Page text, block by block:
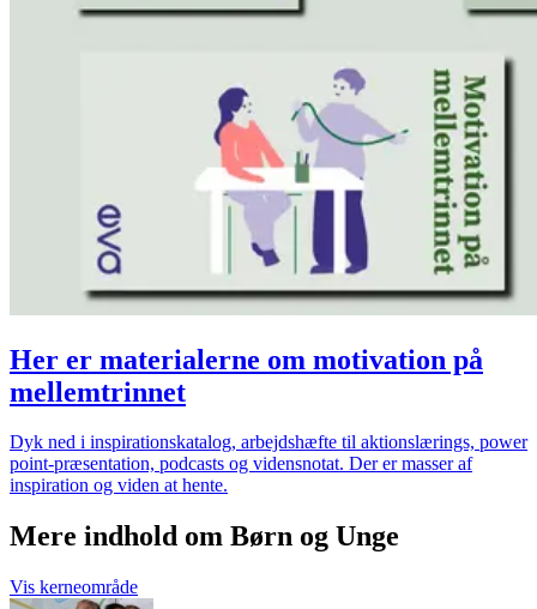
Her er materialerne om motivation på
mellemtrinnet
Dyk ned i inspirationskatalog, arbejdshæfte til aktionslærings, power
point-præsentation, podcasts og vidensnotat. Der er masser af
inspiration og viden at hente.
Mere indhold om Børn og Unge
Vis kerneområde